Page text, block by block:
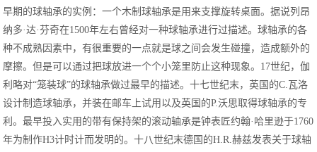
早期的球轴承的实例：一个木制球轴承是用来支撑旋转桌面。据说列昂
纳多·达·芬奇在1500年左右曾经对一种球轴承进行过描述。球轴承的各
种不成熟因素中，有很重要的一点就是球之间会发生碰撞，造成额外的
摩擦。但是可以通过把球放进一个个小笼里防止这种现象。17世纪，伽
利略对“笼装球”的球轴承做过最早的描述。十七世纪末，英国的C.瓦洛
设计制造球轴承，并装在邮车上试用以及英国的P.沃思取得球轴承的专
利。最早投入实用的带有保持架的滚动轴承是钟表匠约翰·哈里逊于1760
年为制作H3计时计而发明的。十八世纪末德国的H.R.赫兹发表关于球轴